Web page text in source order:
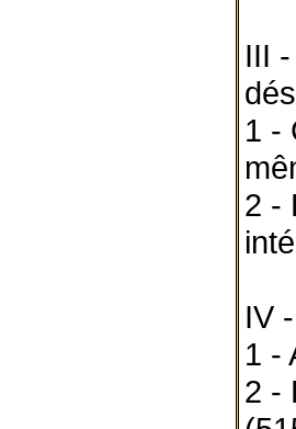
III
1 -
2 -
IV
1 -
2 -